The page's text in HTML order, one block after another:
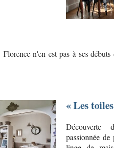
n'en est pas à ses
« Les
passionnée